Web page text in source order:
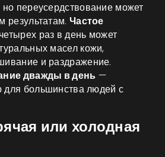
переусердствование может
результатам. Частое
раз в день может
масел кожи,
и раздражение.
дважды в день —
большинства людей с
или холодная